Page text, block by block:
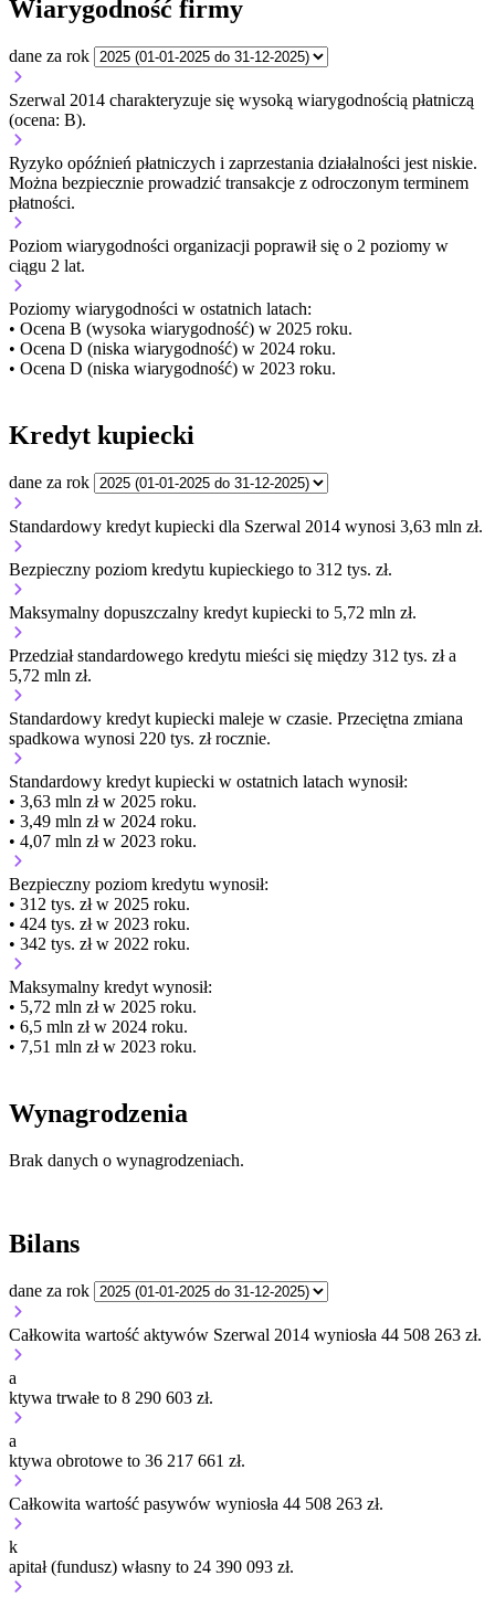
Wiarygodność firmy
dane za rok
Szerwal 2014 charakteryzuje się wysoką wiarygodnością płatniczą
(ocena: B).
Ryzyko opóźnień płatniczych i zaprzestania działalności jest niskie.
Można bezpiecznie prowadzić transakcje z odroczonym terminem
płatności.
Poziom wiarygodności organizacji poprawił się o 2 poziomy w
ciągu 2 lat.
Poziomy wiarygodności w ostatnich latach:
• Ocena B (wysoka wiarygodność) w 2025 roku.
• Ocena D (niska wiarygodność) w 2024 roku.
• Ocena D (niska wiarygodność) w 2023 roku.
Kredyt kupiecki
dane za rok
Standardowy kredyt kupiecki dla Szerwal 2014 wynosi 3,63 mln zł.
Bezpieczny poziom kredytu kupieckiego to 312 tys. zł.
Maksymalny dopuszczalny kredyt kupiecki to 5,72 mln zł.
Przedział standardowego kredytu mieści się między 312 tys. zł a
5,72 mln zł.
Standardowy kredyt kupiecki maleje w czasie. Przeciętna zmiana
spadkowa wynosi 220 tys. zł rocznie.
Standardowy kredyt kupiecki w ostatnich latach wynosił:
• 3,63 mln zł w 2025 roku.
• 3,49 mln zł w 2024 roku.
• 4,07 mln zł w 2023 roku.
Bezpieczny poziom kredytu wynosił:
• 312 tys. zł w 2025 roku.
• 424 tys. zł w 2023 roku.
• 342 tys. zł w 2022 roku.
Maksymalny kredyt wynosił:
• 5,72 mln zł w 2025 roku.
• 6,5 mln zł w 2024 roku.
• 7,51 mln zł w 2023 roku.
Wynagrodzenia
Brak danych o wynagrodzeniach.
Bilans
dane za rok
Całkowita wartość aktywów Szerwal 2014 wyniosła 44 508 263 zł.
a
ktywa trwałe to 8 290 603 zł.
a
ktywa obrotowe to 36 217 661 zł.
Całkowita wartość pasywów wyniosła 44 508 263 zł.
k
apitał (fundusz) własny to 24 390 093 zł.